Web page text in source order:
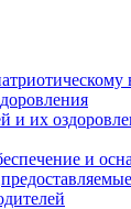
и их
и